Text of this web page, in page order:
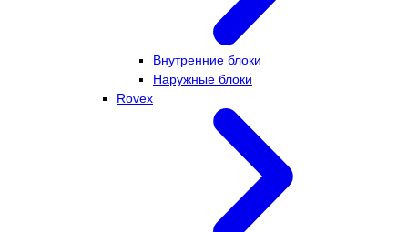
Внутренние блоки
Наружные блоки
Rovex